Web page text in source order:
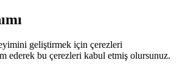
geliştirmek için çerezleri
ederek bu çerezleri kabul etmiş olursunuz.